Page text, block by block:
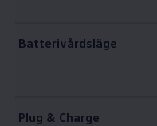
Batterivårdsläge
Plug & Charge